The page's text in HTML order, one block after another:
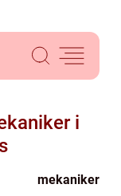
i
mekaniker